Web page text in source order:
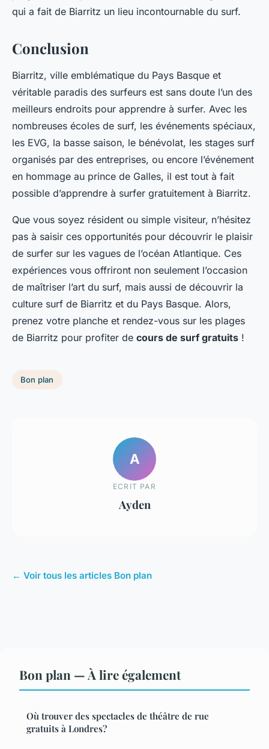
qui a fait de Biarritz un lieu incontournable du surf.
Conclusion
Biarritz, ville emblématique du Pays Basque et
véritable paradis des surfeurs est sans doute l’un des
meilleurs endroits pour apprendre à surfer. Avec les
nombreuses écoles de surf, les événements spéciaux,
les EVG, la basse saison, le bénévolat, les stages surf
organisés par des entreprises, ou encore l’événement
en hommage au prince de Galles, il est tout à fait
possible d’apprendre à surfer gratuitement à Biarritz.
Que vous soyez résident ou simple visiteur, n’hésitez
pas à saisir ces opportunités pour découvrir le plaisir
de surfer sur les vagues de l’océan Atlantique. Ces
expériences vous offriront non seulement l’occasion
de maîtriser l’art du surf, mais aussi de découvrir la
culture surf de Biarritz et du Pays Basque. Alors,
prenez votre planche et rendez-vous sur les plages
de Biarritz pour profiter de cours de surf gratuits !
Bon plan
A
ECRIT PAR
Ayden
← Voir tous les articles Bon plan
Bon plan — À lire également
Où trouver des spectacles de théâtre de rue
gratuits à Londres?